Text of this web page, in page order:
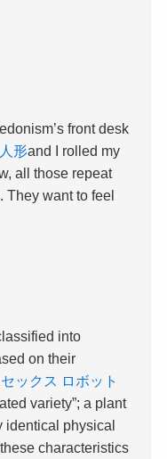
front desk
形and I rolled my
all those repeat
They want to feel
into
on their
セックス ロボット
variety”; a plant
physical
characteristics